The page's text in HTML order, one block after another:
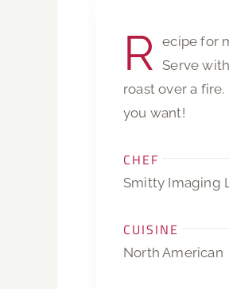
R
ecipe for
Serve
roast over a
you want!
CHEF
Smitty Imaging
CUISINE
North American